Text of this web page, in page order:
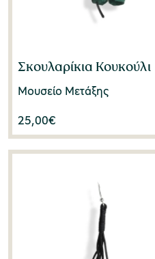
Σκουλαρίκια Κουκούλι
Μουσείο Μετάξης
25,00€